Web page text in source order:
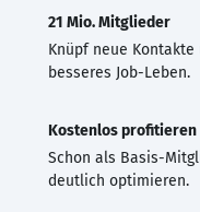
21 Mio. Mitglieder
Knüpf neue
besseres Job-Leben.
Kostenlos profitieren
Schon als Basis-
deutlich optimieren.